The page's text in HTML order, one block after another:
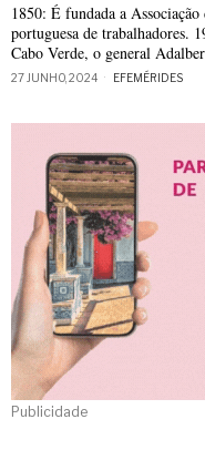
1850: É fundada a
portuguesa de trabalhadores.
Cabo Verde, o general
27 JUNHO, 2024 EFEMÉRIDES
Publicidade